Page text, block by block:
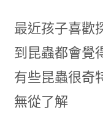
最近孩子喜歡
到昆蟲都會覺
有些昆蟲很奇
無從了解